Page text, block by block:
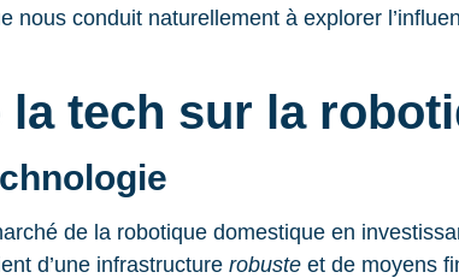
nous conduit naturellement à explorer
la tech sur la
de la robotique domestique en
d’une infrastructure robuste et de moyens